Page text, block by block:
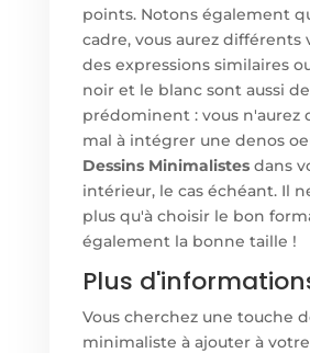
points. Notons également
cadre, vous aurez différents
des expressions similaires
noir et le blanc sont aussi
prédominent : vous n'aurez
mal à intégrer une denos
Dessins Minimalistesdans
intérieur, le cas échéant. Il
plus qu'à choisir le bon
également la bonne taille !
Plus
Vous cherchez une touche
minimaliste à ajouter à